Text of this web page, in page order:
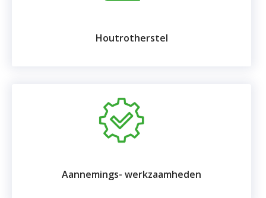
Houtrotherstel
Aannemings- werkzaamheden